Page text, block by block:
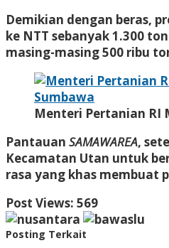
Demikian dengan beras,
ke NTT sebanyak 1.300
masing-masing 500 ribu
Menteri Pertanian RI
Pantauan SAMAWAREA,
Kecamatan Utan untuk
rasa yang khas membuat
Post Views: 569
Posting Terkait